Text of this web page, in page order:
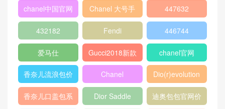
格
寸
盖包
蟒蛇皮
gucci官方旗舰
店
chanel香港官网
chanel中国官网
celine classic
box
448075
409487 Dioraddict gabrielle流浪包
chanel中国官网
包
Chanel 大号手
提包
447632
432182 Fendi 446744